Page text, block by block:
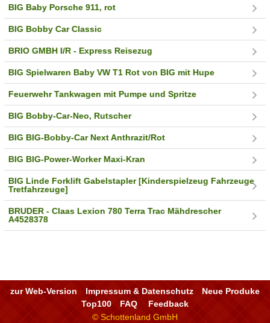
BIG Baby Porsche 911, rot
BIG Bobby Car Classic
BRIO GMBH I/R - Express Reisezug
BIG Spielwaren Baby VW T1 Rot von BIG mit Hupe
Feuerwehr Tankwagen mit Pumpe und Spritze
BIG Bobby-Car-Neo, Rutscher
BIG BIG-Bobby-Car Next Anthrazit/Rot
BIG BIG-Power-Worker Maxi-Kran
BIG Linde Forklift Gabelstapler [Kinderspielzeug Fahrzeuge
Tretfahrzeuge]
BRUDER - Claas Lexion 780 Terra Trac Mähdrescher
A4528378
zur Web-Version Impressum & Datenschutz
Neue Produke
Top100
FAQ
Feedback
© Schottenland GmbH